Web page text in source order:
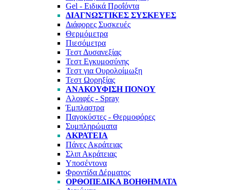
Gel - Ειδικά Προΐόντα
ΔΙΑΓΝΩΣΤΙΚΈΣ ΣΥΣΚΕΥΈΣ
Διάφορες Συσκευές
Θερμόμετρα
Πιεσόμετρα
Τεστ Δυσανεξίας
Τεστ Εγκυμοσύνης
Τεστ για Ουρολοίμωξη
Τεστ Ωορηξίας
ΑΝΑΚΟΎΦΙΣΗ ΠΌΝΟΥ
Αλοιφές - Spray
Έμπλαστρα
Παγοκύστες - Θερμοφόρες
Συμπληρώματα
ΑΚΡΆΤΕΙΑ
Πάνες Ακράτειας
Σλιπ Ακράτειας
Υποσέντονα
Φροντίδα Δέρματος
ΟΡΘΟΠΕΔΙΚΆ ΒΟΗΘΉΜΑΤΑ